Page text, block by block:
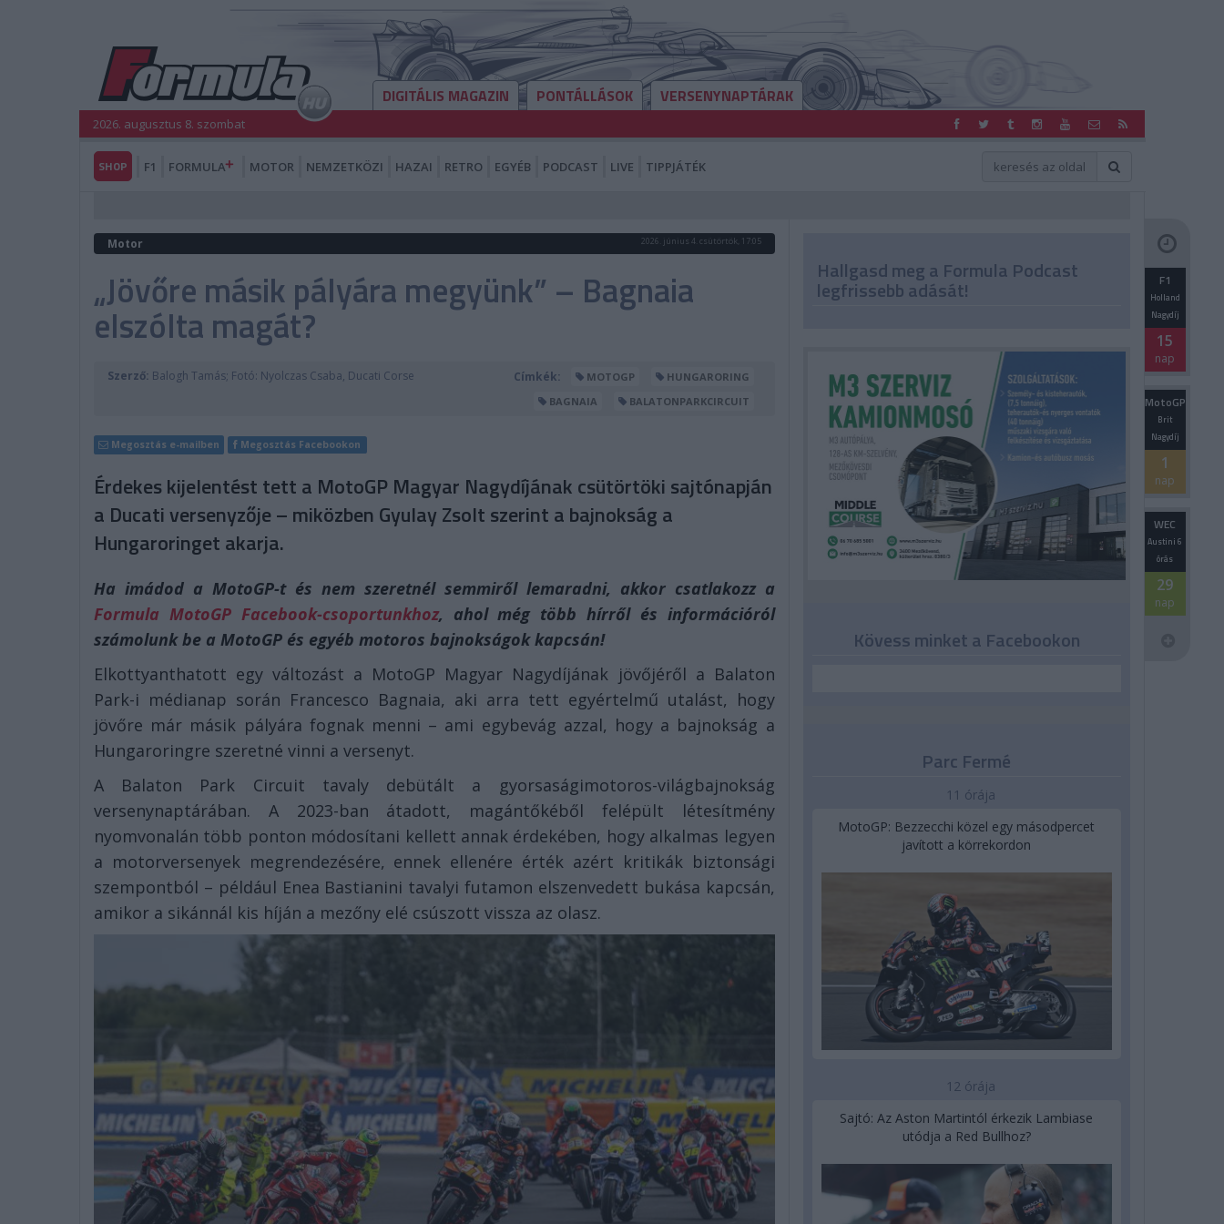
DIGITÁLIS MAGAZIN PONTÁLLÁSOK VERSENYNAPTÁRAK
2026. augusztus 8. szombat
SHOP F1 FORMULA MOTOR NEMZETKÖZI HAZAI RETRO EGYÉB PODCAST LIVE TIPPJÁTÉK
Motor 2026. június 4. csütörtök, 17:05
„Jövőre másik pályára megyünk” – Bagnaia
elszólta magát?
Szerző: Balogh Tamás; Fotó: Nyolczas Csaba, Ducati Corse Címkék: MOTOGP
HUNGARORING
BAGNAIA
BALATONPARKCIRCUIT
Megosztás e-mailben Megosztás Facebookon
Érdekes kijelentést tett a MotoGP Magyar Nagydíjának csütörtöki sajtónapján
a Ducati versenyzője – miközben Gyulay Zsolt szerint a bajnokság a
Hungaroringet akarja.
Ha imádod a MotoGP-t és nem szeretnél semmiről lemaradni, akkor csatlakozz a
Formula MotoGP Facebook-csoportunkhoz, ahol még több hírről és információról
számolunk be a MotoGP és egyéb motoros bajnokságok kapcsán!
Elkottyanthatott egy változást a MotoGP Magyar Nagydíjának jövőjéről a Balaton
Park-i médianap során Francesco Bagnaia, aki arra tett egyértelmű utalást, hogy
jövőre már másik pályára fognak menni – ami egybevág azzal, hogy a bajnokság a
Hungaroringre szeretné vinni a versenyt.
A Balaton Park Circuit tavaly debütált a gyorsaságimotoros-világbajnokság
versenynaptárában. A 2023-ban átadott, magántőkéből felépült létesítmény
nyomvonalán több ponton módosítani kellett annak érdekében, hogy alkalmas legyen
a motorversenyek megrendezésére, ennek ellenére érték azért kritikák biztonsági
szempontból – például Enea Bastianini tavalyi futamon elszenvedett bukása kapcsán,
amikor a sikánnál kis híján a mezőny elé csúszott vissza az olasz.
Hallgasd meg a Formula Podcast
legfrissebb adását! F1
Holland
Nagydíj
15
nap
MotoGP
Brit
Nagydíj
1
nap
WEC
Austini 6
órás
29
nap
Kövess minket a Facebookon
Parc Fermé
11 órája
MotoGP: Bezzecchi közel egy másodpercet
javított a körrekordon
12 órája
Sajtó: Az Aston Martintól érkezik Lambiase
utódja a Red Bullhoz?